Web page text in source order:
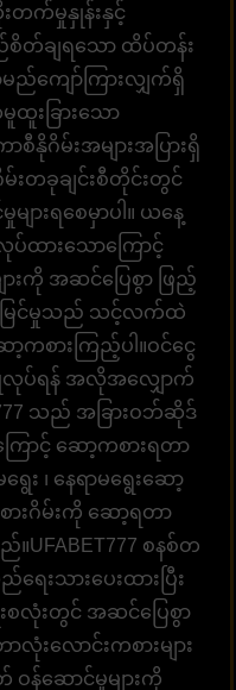
တက်မှုနှုန်းနှင့်
စိတ်ချရသော ထိပ်တန်း
ည်ကျော်ကြားလျှက်ရှိ
ထူးခြားသော
နိုဂိမ်းအများအပြားရှိ
းတခုချင်းစီတိုင်းတွင်
ားရစေမှာပါ။ ယနေ့
လုပ်ထားသောကြောင့်
းကို အဆင်ပြေစွာ ဖြည့်
မြင်မှုသည် သင့်လက်ထဲ
ာ့ကစားကြည့်ပါ။ဝင်ငွေ
ြုလုပ်ရန် အလိုအလျှောက်
သည် အခြားဝဘ်ဆိုဒ်
ြောင့် ဆော့ကစားရတာ
း ၊ နေရာမရွေးဆော့
ားဂိမ်းကို ဆော့ရတာ
UFABET777 စနစ်တ
ေးသားပေးထားပြီး
ျိုးစလုံးတွင် အဆင်ပြေစွာ
းလောင်းကစားများ
ဝန်ဆောင်မှုများကို